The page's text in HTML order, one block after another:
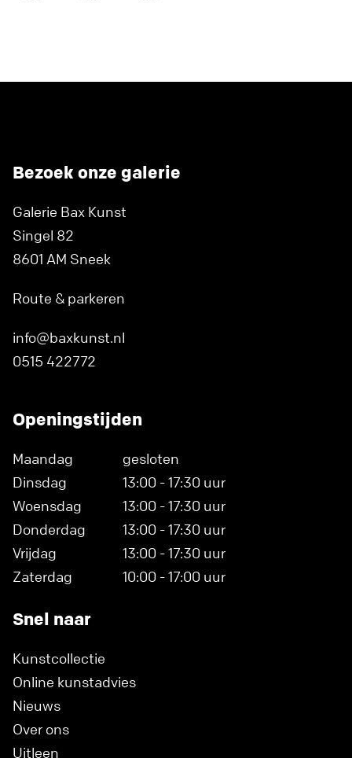
Bezoek onze galerie
Galerie Bax Kunst
Singel 82
8601 AM Sneek
Route & parkeren
info@baxkunst.nl
0515 422772
Openingstijden
Maandag
gesloten
Dinsdag
13:00 - 17:30 uur
Woensdag
13:00 - 17:30 uur
Donderdag
13:00 - 17:30 uur
Vrijdag
13:00 - 17:30 uur
Zaterdag
10:00 - 17:00 uur
Snel naar
Kunstcollectie
Online kunstadvies
Nieuws
Over ons
Uitleen